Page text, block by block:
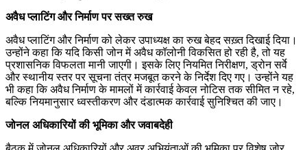
अवैध प्लाटिंग और निर्माण पर सख्त रुख
अवैध प्लाटिंग और निर्माण को लेकर उपाध्यक्ष का रुख बेहद सख़्त दिखाई दिया।
उन्होंने कहा कि यदि किसी जोन में अवैध कॉलोनी विकसित हो रही है, तो यह
प्रशासनिक विफलता मानी जाएगी। इसके लिए नियमित निरीक्षण, ड्रोन सर्वे
और स्थानीय स्तर पर सूचना तंत्र मजबूत करने के निर्देश दिए गए। उन्होंने यह
भी कहा कि अवैध निर्माण के मामलों में कार्रवाई केवल नोटिस तक सीमित न रहे,
बल्कि नियमानुसार ध्वस्तीकरण और दंडात्मक कार्रवाई सुनिश्चित की जाए।
जोनल अधिकारियों की भूमिका और जवाबदेही